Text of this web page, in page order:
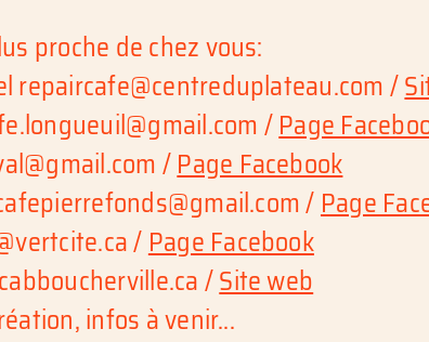
proche de chez vous:
repaircafe@centreduplateau.com/
/Page
/Page Facebook
/Page
/Page Facebook
/Site web
infos à venir...